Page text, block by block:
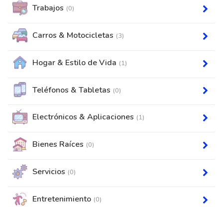
Trabajos (0)
Carros & Motocicletas (3)
Hogar & Estilo de Vida (1)
Teléfonos & Tabletas (0)
Electrónicos & Aplicaciones (1)
Bienes Raíces (0)
Servicios (0)
Entretenimiento (0)